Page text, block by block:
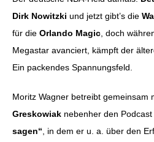
Dirk Nowitzki und jetzt gibt’s die
für die Orlando Magic , doch
Megastar avanciert, kämpft der
Ein packendes Spannungsfeld.
Moritz Wagner betreibt gemeinsam
Greskowiak nebenher den Podcast
sagen“ , in dem er u. a. über den